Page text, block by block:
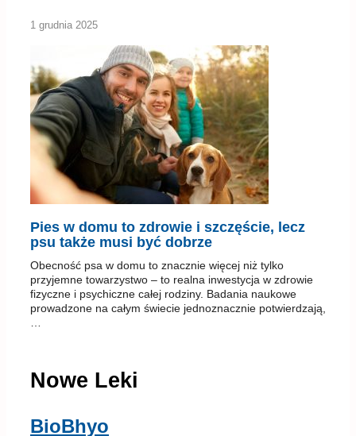
1 grudnia 2025
Pies w domu to zdrowie i szczęście, lecz
psu także musi być dobrze
Obecność psa w domu to znacznie więcej niż tylko
przyjemne towarzystwo – to realna inwestycja w zdrowie
fizyczne i psychiczne całej rodziny. Badania naukowe
prowadzone na całym świecie jednoznacznie potwierdzają,
Nowe Leki
BioBhyo